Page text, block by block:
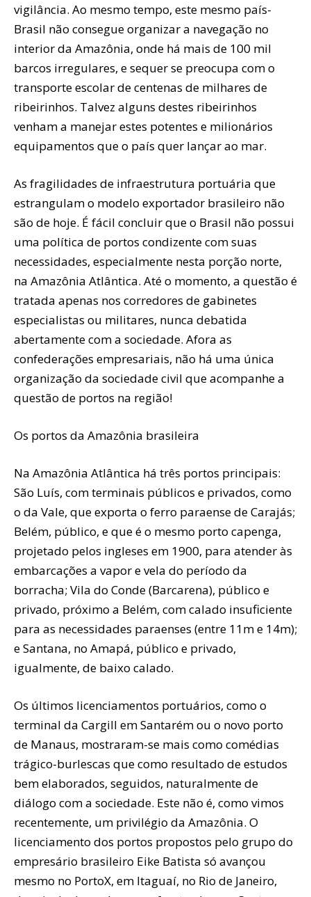
vigilância. Ao mesmo tempo, este mesmo país-
Brasil não consegue organizar a navegação no
interior da Amazônia, onde há mais de 100 mil
barcos irregulares, e sequer se preocupa com o
transporte escolar de centenas de milhares de
ribeirinhos. Talvez alguns destes ribeirinhos
venham a manejar estes potentes e milionários
equipamentos que o país quer lançar ao mar.
As fragilidades de infraestrutura portuária que
estrangulam o modelo exportador brasileiro não
são de hoje. É fácil concluir que o Brasil não possui
uma política de portos condizente com suas
necessidades, especialmente nesta porção norte,
na Amazônia Atlântica. Até o momento, a questão é
tratada apenas nos corredores de gabinetes
especialistas ou militares, nunca debatida
abertamente com a sociedade. Afora as
confederações empresariais, não há uma única
organização da sociedade civil que acompanhe a
questão de portos na região!
Os portos da Amazônia brasileira
Na Amazônia Atlântica há três portos principais:
São Luís, com terminais públicos e privados, como
o da Vale, que exporta o ferro paraense de Carajás;
Belém, público, e que é o mesmo porto capenga,
projetado pelos ingleses em 1900, para atender às
embarcações a vapor e vela do período da
borracha; Vila do Conde (Barcarena), público e
privado, próximo a Belém, com calado insuficiente
para as necessidades paraenses (entre 11m e 14m);
e Santana, no Amapá, público e privado,
igualmente, de baixo calado.
Os últimos licenciamentos portuários, como o
terminal da Cargill em Santarém ou o novo porto
de Manaus, mostraram-se mais como comédias
trágico-burlescas que como resultado de estudos
bem elaborados, seguidos, naturalmente de
diálogo com a sociedade. Este não é, como vimos
recentemente, um privilégio da Amazônia. O
licenciamento dos portos propostos pelo grupo do
empresário brasileiro Eike Batista só avançou
mesmo no PortoX, em Itaguaí, no Rio de Janeiro,